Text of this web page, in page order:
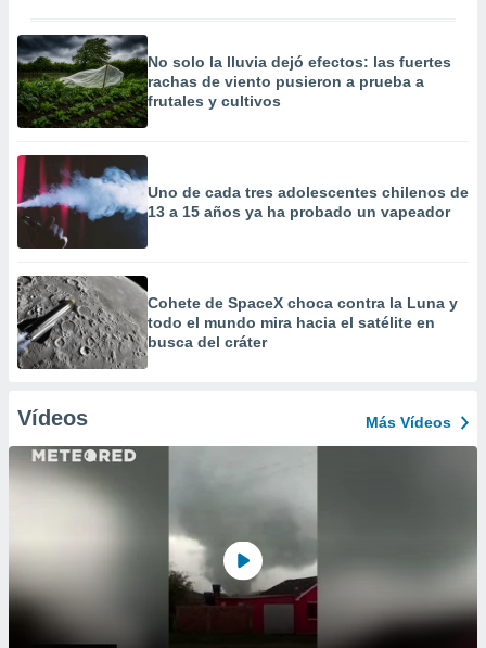
No solo la lluvia dejó efectos: las fuertes
rachas de viento pusieron a prueba a
frutales y cultivos
Uno de cada tres adolescentes chilenos de
13 a 15 años ya ha probado un vapeador
Cohete de SpaceX choca contra la Luna y
todo el mundo mira hacia el satélite en
busca del cráter
Vídeos Más Vídeos